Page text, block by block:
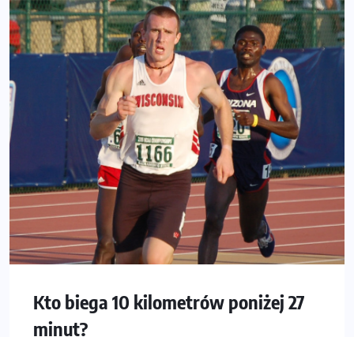
Kto biega 10 kilometrów poniżej 27
minut?